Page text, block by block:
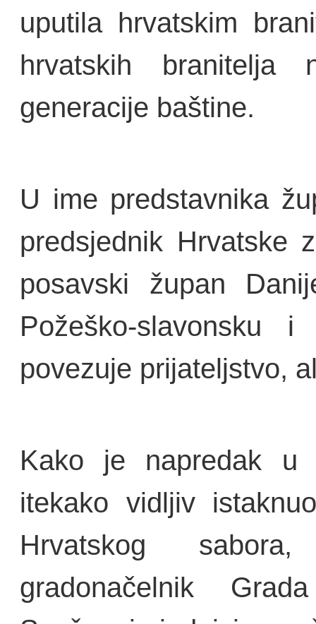
uputila hrvatskim
hrvatskih branitelja
generacije baštine.
U ime predstavnika
predsjednik Hrvatske
posavski župan
Požeško-slavonsku i
povezuje prijateljstvo,
Kako je napredak u
itekako vidljiv
Hrvatskog
gradonačelnik